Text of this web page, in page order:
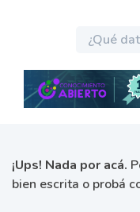
¡Ups! Nada por acá.
bien escrita o probá